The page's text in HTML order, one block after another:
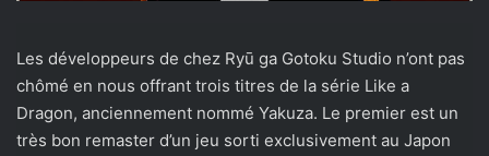
Les développeurs de chez Ryū ga Gotoku Studio n’ont pas
chômé en nous offrant trois titres de la série Like a
Dragon, anciennement nommé Yakuza. Le premier est un
très bon remaster d’un jeu sorti exclusivement au Japon